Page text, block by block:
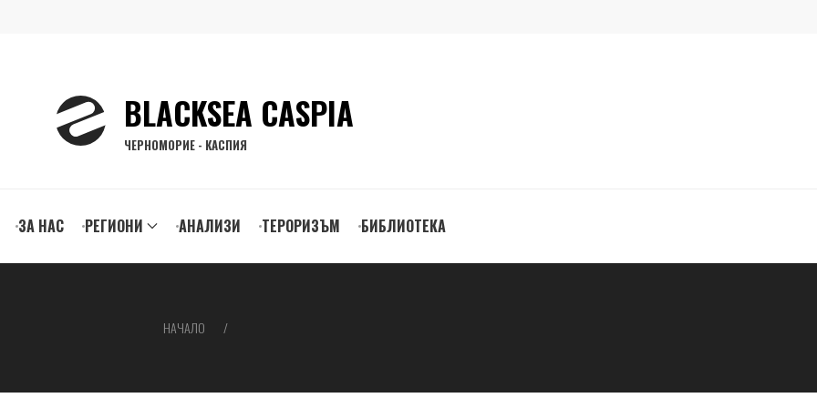
BLACKSEA CASPIA
ЧЕРНОМОРИЕ - КАСПИЯ
ЗА НАС РЕГИОНИ АНАЛИЗИ ТЕРОРИЗЪМ БИБЛИОТЕКА
НАЧАЛО